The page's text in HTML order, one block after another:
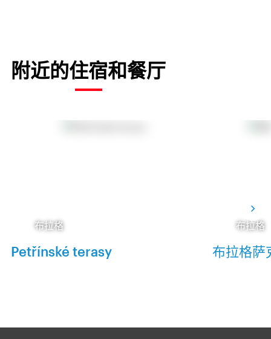
附近的住宿和餐厅
布拉格
Petřínské terasy
布拉格
布拉格萨